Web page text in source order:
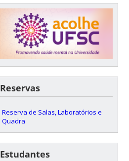
Reservas
Reserva de Salas, Laboratórios e
Quadra
Estudantes